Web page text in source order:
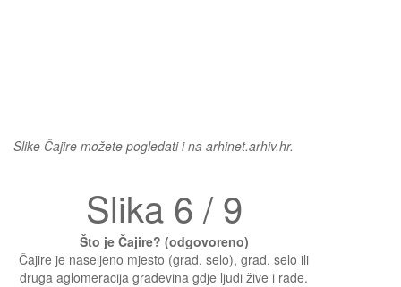
Slike Čajire možete pogledati i na arhinet.arhiv.hr.
Slika 6 / 9
Što je Čajire? (odgovoreno)
Čajire je naseljeno mjesto (grad, selo), grad, selo ili
druga aglomeracija građevina gdje ljudi žive i rade.